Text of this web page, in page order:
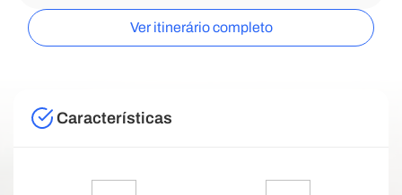
Ver itinerário completo
Características